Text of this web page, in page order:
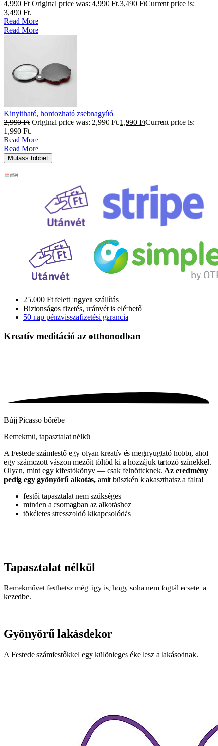
4,990Ft Original price was: 4,990 Ft.3,490 FtCurrent price is:
3,490 Ft.
Read More
Read More
Kinyitható, hordozható zsebnagyító
2,990Ft Original price was: 2,990 Ft.1,990 FtCurrent price is:
1,990 Ft.
Read More
Read More
Mutass többet
25.000 Ft felett ingyen szállítás
Biztonságos fizetés, utánvét is elérhető
50 nap pénzvisszafizetési garancia
Kreatív meditáció az otthonodban
Bújj Picasso bőrébe
Remekmű, tapasztalat nélkül
A Festede számfestő egy olyan kreatív és megnyugtató hobbi, ahol
egy számozott vászon mezőit töltöd ki a hozzájuk tartozó színekkel.
Olyan, mint egy kifestőkönyv — csak felnőtteknek. Az eredmény
pedig egy gyönyörű alkotás, amit büszkén kiakaszthatsz a falra!
festői tapasztalat nem szükséges
minden a csomagban az alkotáshoz
tökéletes stresszoldó kikapcsolódás
Tapasztalat nélkül
Remekművet festhetsz még úgy is, hogy soha nem fogtál ecsetet a
kezedbe.
Gyönyörű lakásdekor
A Festede számfestőkkel egy különleges éke lesz a lakásodnak.